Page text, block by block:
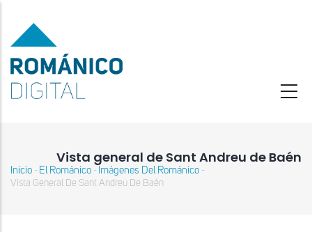
contenido
principal
Vista general de Sant Andreu de Baén
Sobrescribir
Inicio - El Románico - Imágenes Del Románico -
Vista General De Sant Andreu De Baén